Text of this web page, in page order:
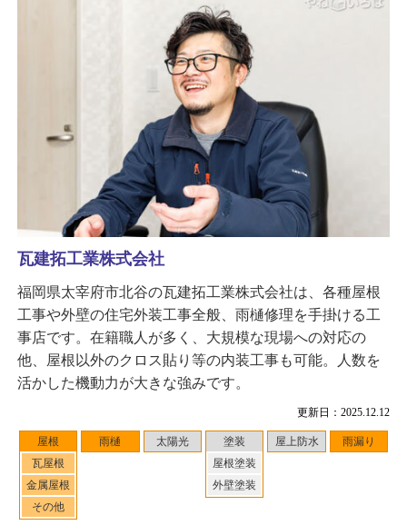
更新日：2025.12.12
屋根
瓦屋根
金属屋根
その他
雨樋 太陽光
塗装
屋根塗装
外壁塗装
屋上防水 雨漏り
瓦建拓工業株式会社
福岡県太宰府市北谷の瓦建拓工業株式会社は、各種屋根
工事や外壁の住宅外装工事全般、雨樋修理を手掛ける工
事店です。在籍職人が多く、大規模な現場への対応の
他、屋根以外のクロス貼り等の内装工事も可能。人数を
活かした機動力が大きな強みです。